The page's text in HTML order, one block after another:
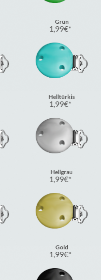
Grün
1,99€
Helltürkis
1,99€
Hellgrau
1,99€
Gold
1,99€